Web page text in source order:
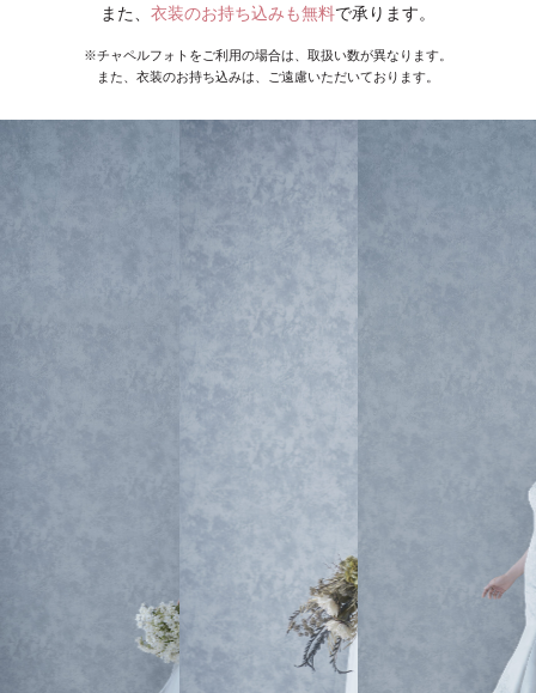
また、 衣装のお持ち込みも無料で承ります。
※チャペルフォトをご利用の場合は、取扱い数が異なります。
また、衣装のお持ち込みは、ご遠慮いただいております。